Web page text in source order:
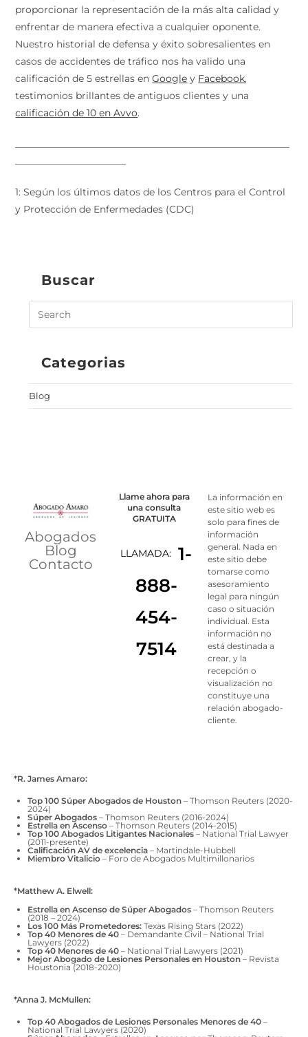
proporcionar la representación de la más alta calidad y
enfrentar de manera efectiva a cualquier oponente.
Nuestro historial de defensa y éxito sobresalientes en
casos de accidentes de tráfico nos ha valido una
calificación de 5 estrellas enGoogle y Facebook,
testimonios brillantes de antiguos clientes y una
calificación de 10 en Avvo.
1: Según los últimos datos de los Centros para el Control
y Protección de Enfermedades (CDC)
Buscar
Categorias
Blog
Abogados
Blog
Contacto
Llame ahora para
una consulta
GRATUITA
LLAMADA: 1-
888-
454-
7514
La información en
este sitio web es
solo para fines de
información
general. Nada en
este sitio debe
tomarse como
asesoramiento
legal para ningún
caso o situación
individual. Esta
información no
está destinada a
crear, y la
recepción o
visualización no
constituye una
relación abogado-
cliente.
*R. James Amaro:
Top 100 Súper Abogados de Houston – Thomson Reuters (2020-
2024)
Súper Abogados – Thomson Reuters (2016-2024)
Estrella en Ascenso – Thomson Reuters (2014-2015)
Top 100 Abogados Litigantes Nacionales – National Trial Lawyer
(2011-presente)
Calificación AV de excelencia – Martindale-Hubbell
Miembro Vitalicio – Foro de Abogados Multimillonarios
*Matthew A. Elwell:
Estrella en Ascenso de Súper Abogados – Thomson Reuters
(2018 – 2024)
Los 100 Más Prometedores: Texas Rising Stars (2022)
Top 40 Menores de 40 – Demandante Civil – National Trial
Lawyers (2022)
Top 40 Menores de 40 – National Trial Lawyers (2021)
Mejor Abogado de Lesiones Personales en Houston– Revista
Houstonia (2018-2020)
*Anna J. McMullen:
Top 40 Abogados de Lesiones Personales Menores de 40 –
National Trial Lawyers (2020)